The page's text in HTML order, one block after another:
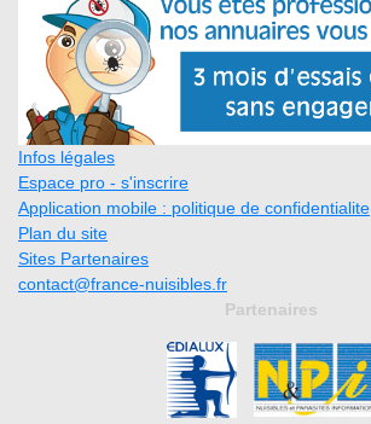
Infos légales
Espace pro - s'inscrire
Application mobile : politique de confidentialite
Plan du site
Sites Partenaires
contact@france-nuisibles.fr
Partenaires